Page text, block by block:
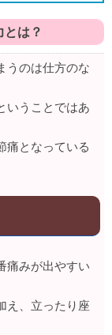
は？
うのは仕方のな
いうことではあ
痛となっている
痛みが出やすい
え、立ったり座